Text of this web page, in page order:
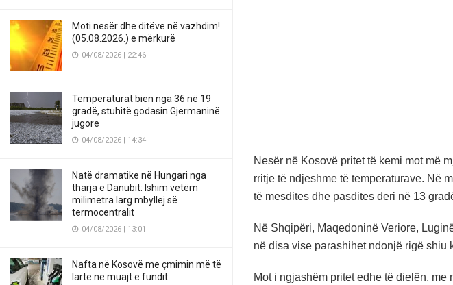
Moti nesër dhe ditëve në vazhdim!
(05.08.2026.) e mërkurë
04/08/2026 | 22:46
Temperaturat bien nga 36 në 19
gradë, stuhitë godasin Gjermaninë
jugore
04/08/2026 | 14:34
Natë dramatike në Hungari nga
tharja e Danubit: Ishim vetëm
milimetra larg mbyllej së
termocentralit
04/08/2026 | 13:01
Nafta në Kosovë me çmimin më të
lartë në muajt e fundit
Nesër në Kosovë pritet të kemi mot më
rritje të ndjeshme të temperaturave. Në
të mesdites dhe pasdites deri në 13
Në Shqipëri, Maqedoninë Veriore,
në disa vise parashihet ndonjë rigë shiu
Mot i ngjashëm pritet edhe të dielën,